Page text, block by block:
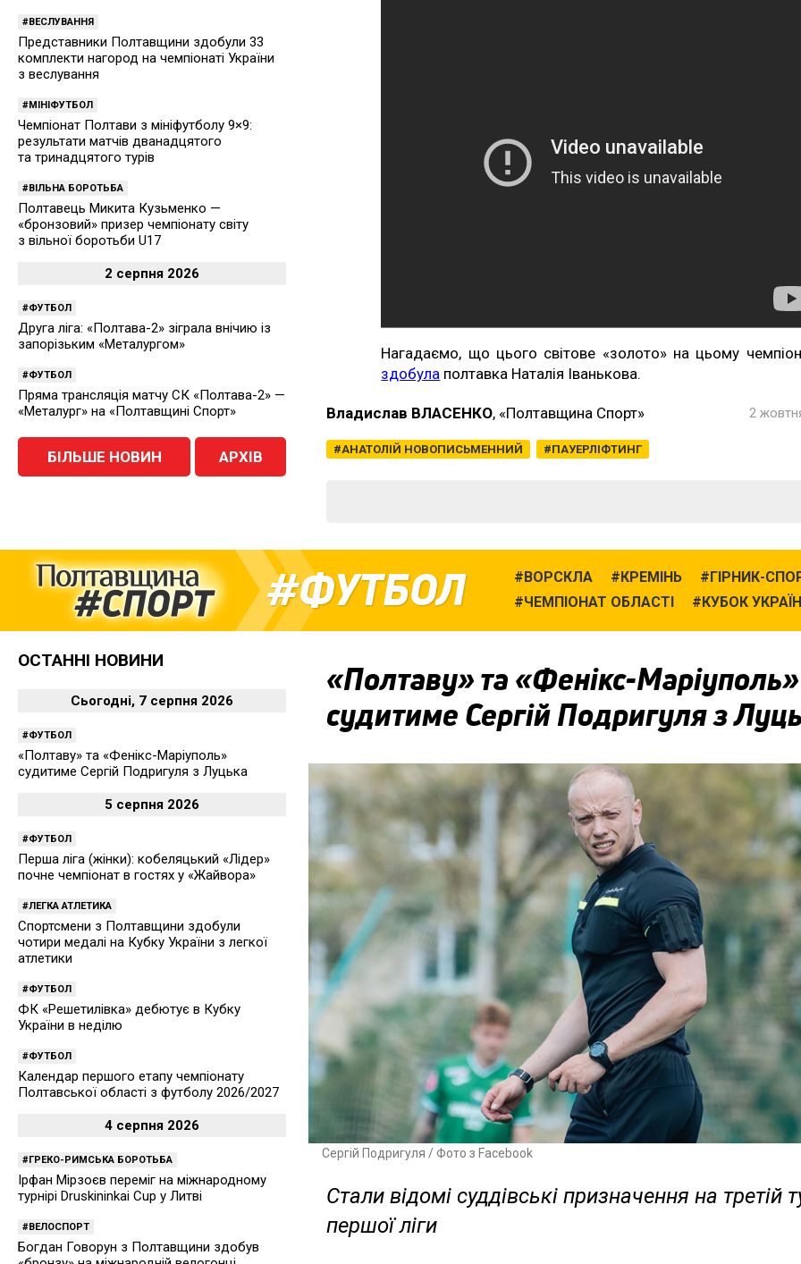
Нагадаємо, що цього світове «золото» на цьому
здобула полтавка Наталія Іванькова.
Владислав ВЛАСЕНКО, «Полтавщина Спорт»
АНАТОЛІЙ НОВОПИСЬМЕННИЙ ПАУЕРЛІФТИНГ
2
ВЕСЛУВАННЯ
Представники Полтавщини здобули 33
комплекти нагород на чемпіонаті України
з веслування
МІНІФУТБОЛ
Чемпіонат Полтави з мініфутболу 9×9:
результати матчів дванадцятого
та тринадцятого турів
ВІЛЬНА БОРОТЬБА
Полтавець Микита Кузьменко —
«бронзовий» призер чемпіонату світу
з вільної боротьби U17
2 серпня 2026
ФУТБОЛ
Друга ліга: «Полтава-2» зіграла внічию із
запорізьким «Металургом»
ФУТБОЛ
Пряма трансляція матчу СК «Полтава-2» —
«Металург» на «Полтавщині Спорт»
БІЛЬШЕ НОВИН АРХІВ
ФУТБОЛ ВОРСКЛА КРЕМІНЬ
ГІРНИК-
ЧЕМПІОНАТ ОБЛАСТІ
КУБОК
«Полтаву» та «Фенікс-Маріуполь»
судитиме Сергій Подригуля з
Сергій Подригуля / Фото з Facebook
Стали відомі суддівські призначення на третій
першої ліги
ОСТАННІ НОВИНИ
Сьогодні, 7 серпня 2026
ФУТБОЛ
«Полтаву» та «Фенікс-Маріуполь»
судитиме Сергій Подригуля з Луцька
5 серпня 2026
ФУТБОЛ
Перша ліга (жінки): кобеляцький «Лідер»
почне чемпіонат в гостях у «Жайвора»
ЛЕГКА АТЛЕТИКА
Спортсмени з Полтавщини здобули
чотири медалі на Кубку України з легкої
атлетики
ФУТБОЛ
ФК «Решетилівка» дебютує в Кубку
України в неділю
ФУТБОЛ
Календар першого етапу чемпіонату
Полтавської області з футболу 2026/2027
4 серпня 2026
ГРЕКО-РИМСЬКА БОРОТЬБА
Ірфан Мірзоєв переміг на міжнародному
турнірі Druskininkai Cup у Литві
ВЕЛОСПОРТ
Богдан Говорун з Полтавщини здобув